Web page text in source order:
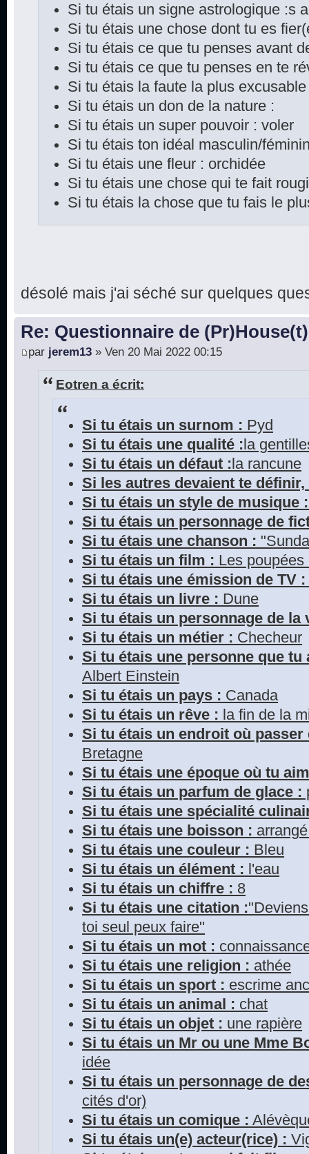
Si tu étais un signe astrologique :s
Si tu étais une chose dont tu es
Si tu étais ce que tu penses avant
Si tu étais ce que tu penses en te
Si tu étais la faute la plus
Si tu étais un don de la nature :
Si tu étais un super pouvoir : voler
Si tu étais ton idéal masculin/
Si tu étais une fleur : orchidée
Si tu étais une chose qui te fait
Si tu étais la chose que tu fais le
désolé mais j'ai séché sur quelques
Re: Questionnaire de (Pr)House(t)
par jerem13 » Ven 20 Mai 2022 00:15
Eotren a écrit:
Si tu étais un surnom : Pyd
Si tu étais une qualité : la
Si tu étais un défaut : la rancune
Si les autres devaient te
Si tu étais un style de musique :
Si tu étais un personnage de
Si tu étais une chanson :
Si tu étais un film : Les
Si tu étais une émission de TV :
Si tu étais un livre : Dune
Si tu étais un personnage de la
Si tu étais un métier : Checheur
Si tu étais une personne que
Albert Einstein
Si tu étais un pays : Canada
Si tu étais un rêve : la fin de la
Si tu étais un endroit où passer
Bretagne
Si tu étais une époque où tu
Si tu étais un parfum de glace :
Si tu étais une spécialité
Si tu étais une boisson :
Si tu étais une couleur : Bleu
Si tu étais un élément : l'eau
Si tu étais un chiffre : 8
Si tu étais une citation :
toi seul peux faire"
Si tu étais un mot :
Si tu étais une religion : athée
Si tu étais un sport : escrime
Si tu étais un animal : chat
Si tu étais un objet : une rapière
Si tu étais un Mr ou une Mme
idée
Si tu étais un personnage de
cités d'or)
Si tu étais un comique :
Si tu étais un(e) acteur(rice) :